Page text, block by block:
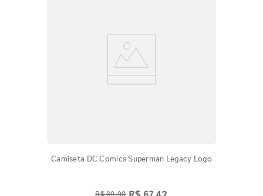
Camiseta DC Comics Superman Legacy Logo
R$ 89,90